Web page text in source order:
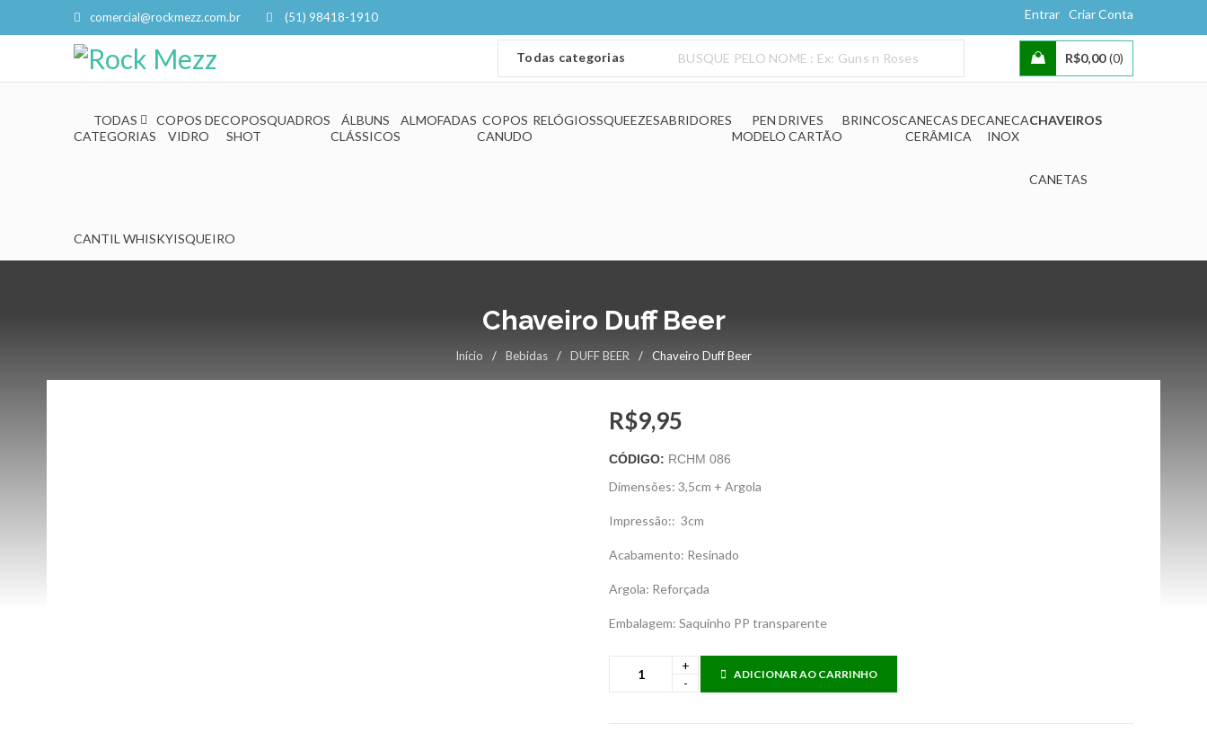
comercial@rockmezz.com.br (51) 98418-1910 Entrar Criar Conta
R$0,00 0
TODAS
CATEGORIAS
COPOS DE
VIDRO
COPOS
SHOT
QUADROS
ÁLBUNS
CLÁSSICOS
ALMOFADAS COPOS
CANUDO
RELÓGIOSSQUEEZESABRIDORES
PEN DRIVES
MODELO CARTÃO
BRINCOSCANECAS DE
CERÂMICA
CANECA
INOX
CHAVEIROS
CANETAS
CANTIL WHISKYISQUEIRO
Chaveiro Duff Beer
Início / Bebidas / DUFF BEER / Chaveiro Duff Beer
R$9,95
CÓDIGO: RCHM 086
Dimensões: 3,5cm + Argola
Impressão:: 3cm
Acabamento: Resinado
Argola: Reforçada
Embalagem: Saquinho PP transparente
ADICIONAR AO CARRINHO